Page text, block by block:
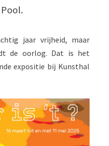
jaar vrijheid, maar
de oorlog. Dat is het
expositie bij Kunsthal